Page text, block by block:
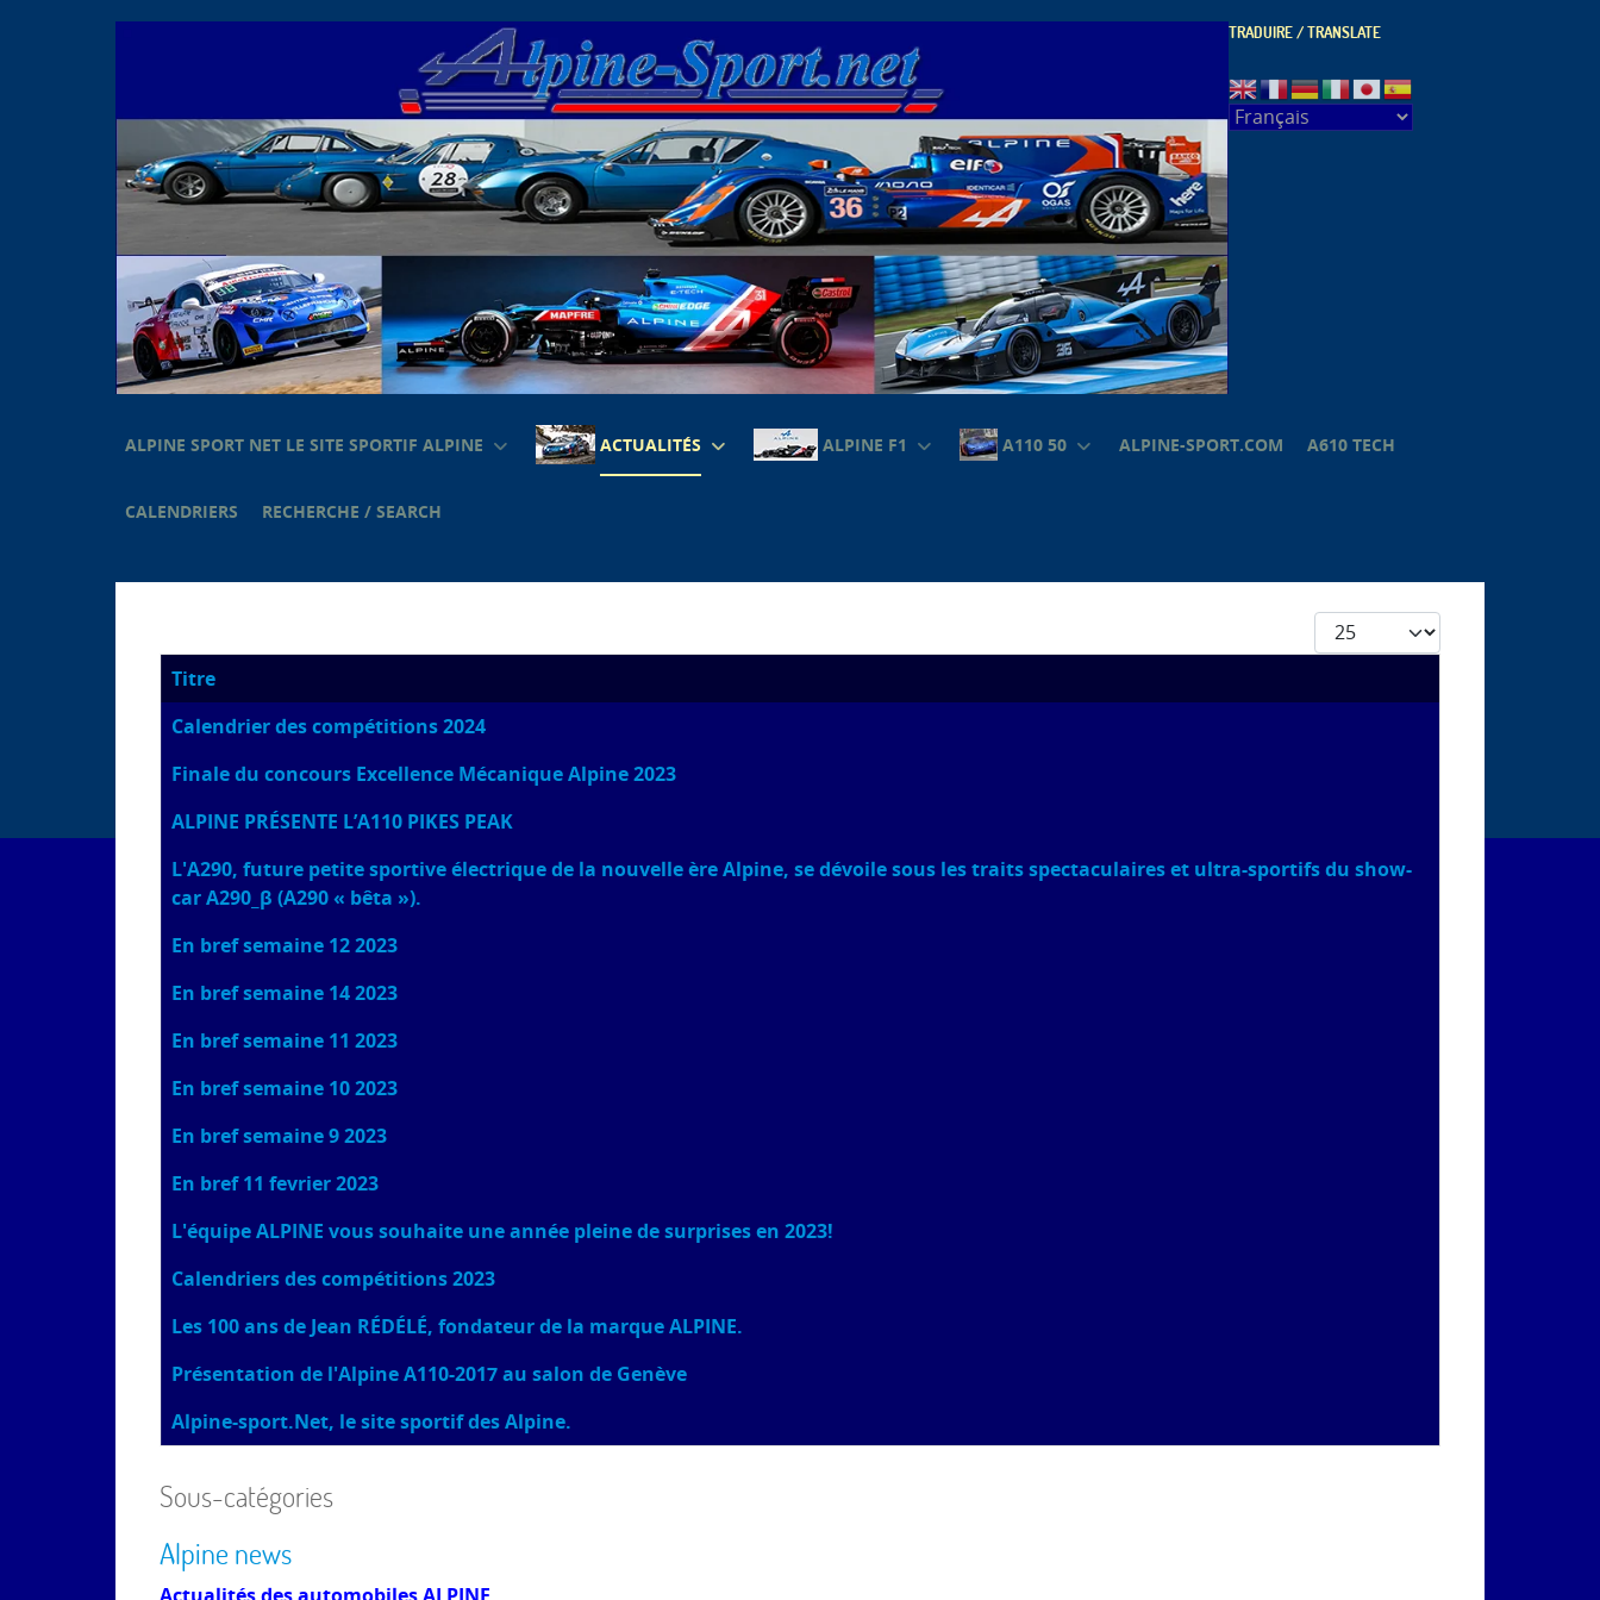
TRADUIRE / TRANSLATE
ALPINE SPORT NET LE SITE SPORTIF ALPINE ACTUALITÉS ALPINE F1 A110 50 ALPINE-SPORT.COM A610 TECH
CALENDRIERS RECHERCHE / SEARCH
Afficher #
Articles
Titre
Calendrier des compétitions 2024
Finale du concours Excellence Mécanique Alpine 2023
ALPINE PRÉSENTE L’A110 PIKES PEAK
L'A290, future petite sportive électrique de la nouvelle ère Alpine, se dévoile sous les traits spectaculaires et ultra-sportifs du show-
car A290_β (A290 « bêta »).
En bref semaine 12 2023
En bref semaine 14 2023
En bref semaine 11 2023
En bref semaine 10 2023
En bref semaine 9 2023
En bref 11 fevrier 2023
L'équipe ALPINE vous souhaite une année pleine de surprises en 2023!
Calendriers des compétitions 2023
Les 100 ans de Jean RÉDÉLÉ, fondateur de la marque ALPINE.
Présentation de l'Alpine A110-2017 au salon de Genève
Alpine-sport.Net, le site sportif des Alpine.
Sous-catégories
Alpine news